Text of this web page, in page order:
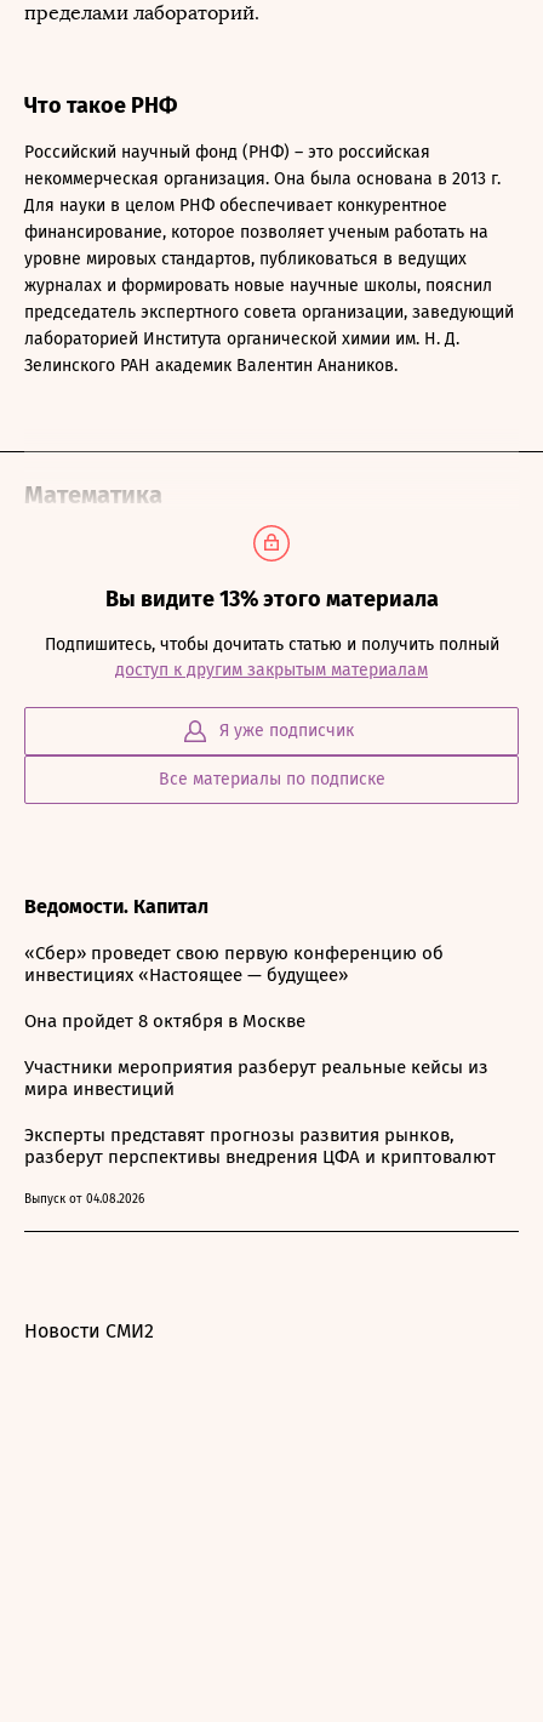
пределами лабораторий.
Что такое РНФ
Российский научный фонд (РНФ) – это российская
некоммерческая организация. Она была основана в 2013 г.
Для науки в целом РНФ обеспечивает конкурентное
финансирование, которое позволяет ученым работать на
уровне мировых стандартов, публиковаться в ведущих
журналах и формировать новые научные школы, пояснил
председатель экспертного совета организации, заведующий
лабораторией Института органической химии им. Н. Д.
Зелинского РАН академик Валентин Анаников.
Математика
Вы видите 13% этого материала
Подпишитесь, чтобы дочитать статью и получить полный
доступ к другим закрытым материалам
Я уже подписчик
Все материалы по подписке
Ведомости. Капитал
«Сбер» проведет свою первую конференцию об
инвестициях «Настоящее — будущее»
Она пройдет 8 октября в Москве
Участники мероприятия разберут реальные кейсы из
мира инвестиций
Эксперты представят прогнозы развития рынков,
разберут перспективы внедрения ЦФА и криптовалют
Выпуск от 04.08.2026
Новости СМИ2